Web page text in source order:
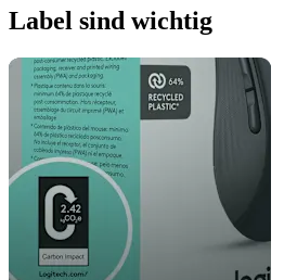
Label sind wichtig